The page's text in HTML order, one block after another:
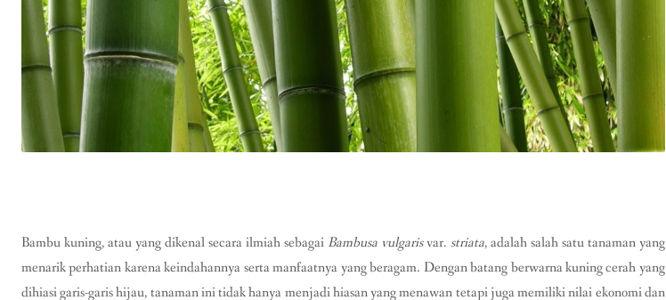
Bambu kuning, atau yang dikenal secara ilmiah sebagai Bambusa vulgarisvar. striata, adalah salah satu tanaman yang
menarik perhatian karena keindahannya serta manfaatnya yang beragam. Dengan batang berwarna kuning cerah yang
dihiasi garis-garis hijau, tanaman ini tidak hanya menjadi hiasan yang menawan tetapi juga memiliki nilai ekonomi dan